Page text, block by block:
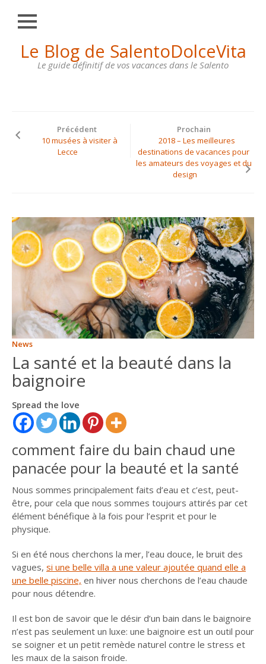
Le Blog de SalentoDolceVita
Le guide définitif de vos vacances dans le Salento
Fermer
HOME
OTRANTO
SANTA
LOUER
CONTACTS
ITALIANO
ENGLISH
Précédent
10 musées à visiter à
Lecce
Prochain
2018 – Les meilleures
destinations de vacances pour
les amateurs des voyages et du
design
News
La santé et la beauté dans la
baignoire
Spread the love
comment faire du bain chaud une
panacée pour la beauté et la santé
Nous sommes principalement faits d’eau et c’est, peut-
être, pour cela que nous sommes toujours attirés par cet
élément bénéfique à la fois pour l’esprit et pour le
physique.
Si en été nous cherchons la mer, l’eau douce, le bruit des
vagues, si une belle villa a une valeur ajoutée quand elle a
une belle piscine, en hiver nous cherchons de l’eau chaude
pour nous détendre.
Il est bon de savoir que le désir d’un bain dans le baignoire
n’est pas seulement un luxe: une baignoire est un outil pour
se soigner et un petit remède naturel contre le stress et
les maux de la saison froide.